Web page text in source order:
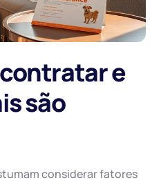
e
são
considerar fatores